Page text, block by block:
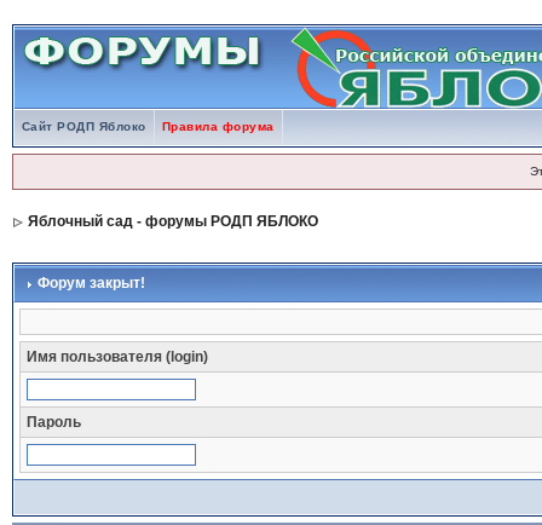
Сайт РОДП Яблоко Правила форума
Яблочный сад - форумы РОДП ЯБЛОКО
Форум закрыт!
Имя пользователя (login)
Пароль